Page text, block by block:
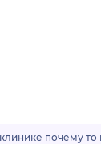
почему